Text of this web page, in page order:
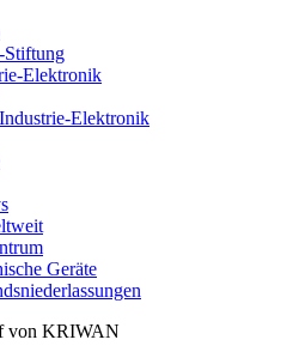
Elektronik
Elektronik
Geräte
von KRIWAN